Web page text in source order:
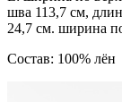
шва 113,7 см,
24,7 см. ширина
Состав: 100% лён